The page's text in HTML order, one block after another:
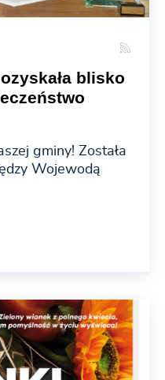
blisko
gminy! Została
Wojewodą